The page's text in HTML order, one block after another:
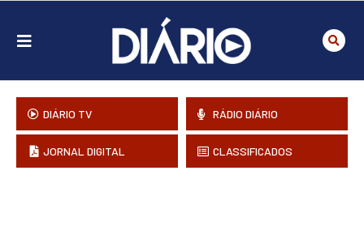
DIÁRIO TV RÁDIO DIÁRIO
JORNAL DIGITAL CLASSIFICADOS